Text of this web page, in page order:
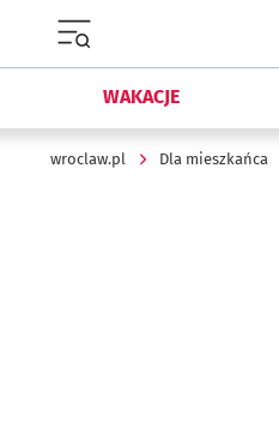
WAKACJE
wroclaw.pl Dla mieszkańca